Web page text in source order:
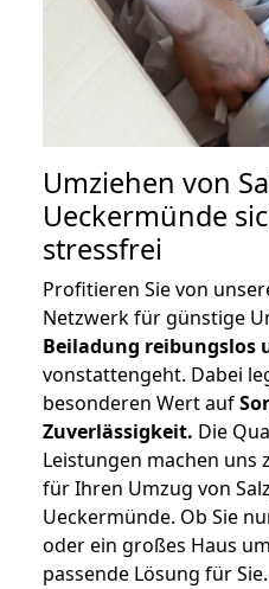
Umziehen von
Ueckermünde
stressfrei
Profitieren Sie von
Netzwerk für günstige
Beiladung reibungslos
vonstattengeht. Dabei
besonderen Wert auf
Zuverlässigkeit. Die
Leistungen machen uns
für Ihren Umzug von
Ueckermünde. Ob Sie
oder ein großes Haus
passende Lösung für Sie.